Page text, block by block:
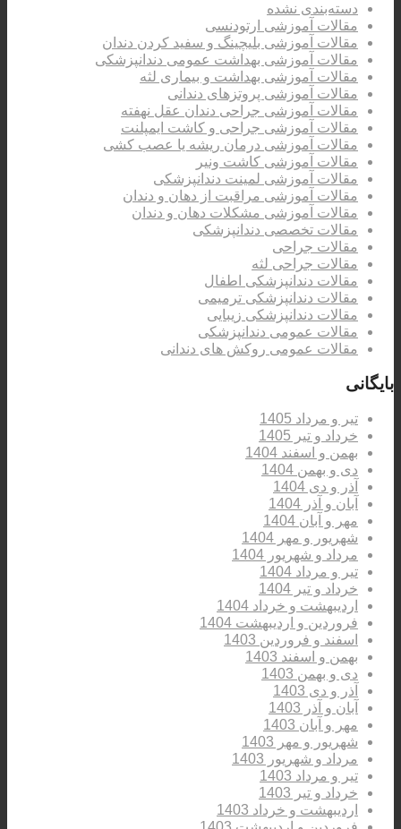
دسته‌بندی نشده
مقالات آموزشی ارتودنسی
مقالات آموزشی بلیچینگ و سفید کردن دندان
مقالات آموزشی بهداشت عمومی دندانپزشکی
مقالات آموزشی بهداشت و بیماری لثه
مقالات آموزشی پروتزهای دندانی
مقالات آموزشی جراحی دندان عقل نهفته
مقالات آموزشی جراحی و کاشت ایمپلنت
مقالات آموزشی درمان ریشه یا عصب کشی
مقالات آموزشی کاشت ونیر
مقالات آموزشی لمینت دندانپزشکی
مقالات آموزشی مراقبت از دهان و دندان
مقالات آموزشی مشکلات دهان و دندان
مقالات تخصصی دندانپزشکی
مقالات جراحی
مقالات جراحی لثه
مقالات دندانپزشکی اطفال
مقالات دندانپزشکی ترمیمی
مقالات دندانپزشکی زیبایی
مقالات عمومی دندانپزشکی
مقالات عمومی روکش های دندانی
بایگانی
تیر و مرداد 1405
خرداد و تیر 1405
بهمن و اسفند 1404
دی و بهمن 1404
آذر و دی 1404
آبان و آذر 1404
مهر و آبان 1404
شهریور و مهر 1404
مرداد و شهریور 1404
تیر و مرداد 1404
خرداد و تیر 1404
اردیبهشت و خرداد 1404
فروردین و اردیبهشت 1404
اسفند و فروردین 1403
بهمن و اسفند 1403
دی و بهمن 1403
آذر و دی 1403
آبان و آذر 1403
مهر و آبان 1403
شهریور و مهر 1403
مرداد و شهریور 1403
تیر و مرداد 1403
خرداد و تیر 1403
اردیبهشت و خرداد 1403